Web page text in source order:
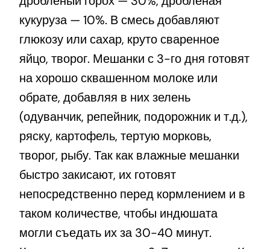
кукуруза — 10%. В смесь добавляют
глюкозу или сахар, круто сваренное
яйцо, творог. Мешанки с 3-го дня готовят
на хорошо сквашенном молоке или
обрате, добавляя в них зелень
(одуванчик, репейник, подорожник и т.д.),
ряску, картофель, тертую морковь,
творог, рыбу. Так как влажные мешанки
быстро закисают, их готовят
непосредственно перед кормлением и в
таком количестве, чтобы индюшата
могли съедать их за 30-40 минут.